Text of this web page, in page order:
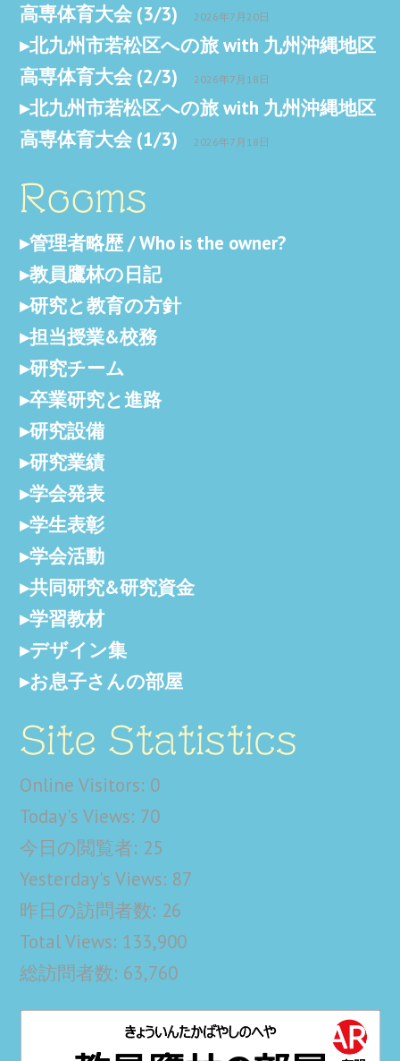
高専体育大会 (3/3)
2026年7月20日
北九州市若松区への旅 with 九州沖縄地区
高専体育大会 (2/3)
2026年7月18日
北九州市若松区への旅 with 九州沖縄地区
高専体育大会 (1/3)
2026年7月18日
Rooms
管理者略歴 / Who is the owner?
教員鷹林の日記
研究と教育の方針
担当授業&校務
研究チーム
卒業研究と進路
研究設備
研究業績
学会発表
学生表彰
学会活動
共同研究&研究資金
学習教材
デザイン集
お息子さんの部屋
Site Statistics
Online Visitors: 0
Today's Views: 70
今日の閲覧者: 25
Yesterday's Views: 87
昨日の訪問者数: 26
Total Views: 133,900
総訪問者数: 63,760